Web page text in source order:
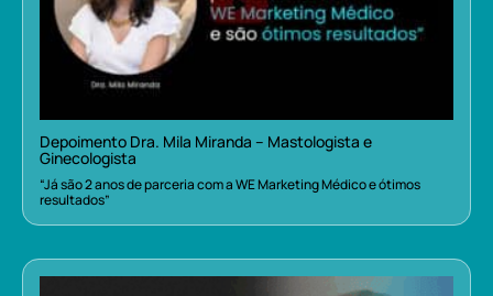
Depoimento Dra. Mila Miranda – Mastologista e
Ginecologista
“Já são 2 anos de parceria com a WE Marketing Médico e ótimos
resultados”